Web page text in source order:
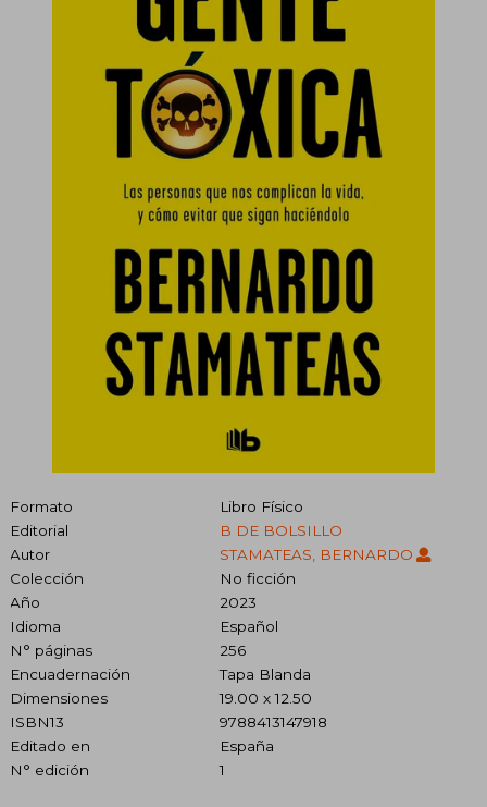
Formato
Libro Físico
Editorial
B DE BOLSILLO
Autor
STAMATEAS, BERNARDO
Colección
No ficción
Año
2023
Idioma
Español
N° páginas
256
Encuadernación
Tapa Blanda
Dimensiones
19.00 x 12.50
ISBN13
9788413147918
Editado en
España
N° edición
1